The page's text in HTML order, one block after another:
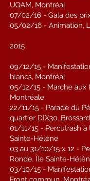
UQAM, Montréal
07/02/16 - Gala des
05/02/16 - Animation,
2015
09/12/15 -
blancs, Montréal
05/12/15 - Marche aux
Montréale
22/11/15 - Parade du
quartier DIX30, Brossard
01/11/15 - Percutrash à
Sainte-Hélène
03 au 31/10/15 x 12 -
Ronde, Île Sainte-
03/10/15 -